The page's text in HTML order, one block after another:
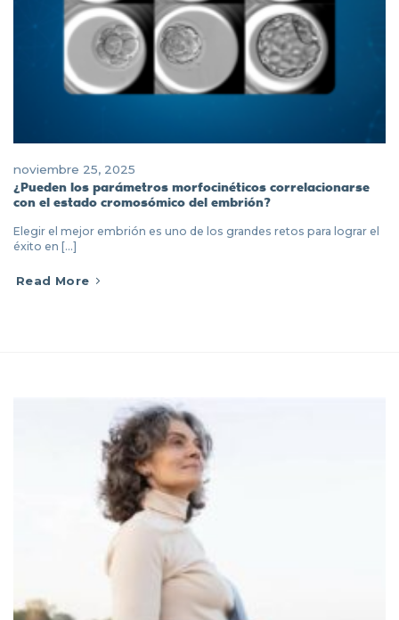
noviembre 25, 2025
¿Pueden los parámetros morfocinéticos correlacionarse
con el estado cromosómico del embrión?
Elegir el mejor embrión es uno de los grandes retos para lograr el
éxito en [...]
Read More